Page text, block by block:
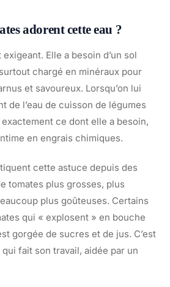
adorent cette eau ?
Elle a besoin d’un sol
chargé en minéraux pour
et savoureux. Lorsqu’on lui
de l’eau de cuisson de légumes
ce dont elle a besoin,
en engrais chimiques.
cette astuce depuis des
tomates plus grosses, plus
plus goûteuses. Certains
qui « explosent » en bouche
gorgée de sucres et de jus. C’est
fait son travail, aidée par un